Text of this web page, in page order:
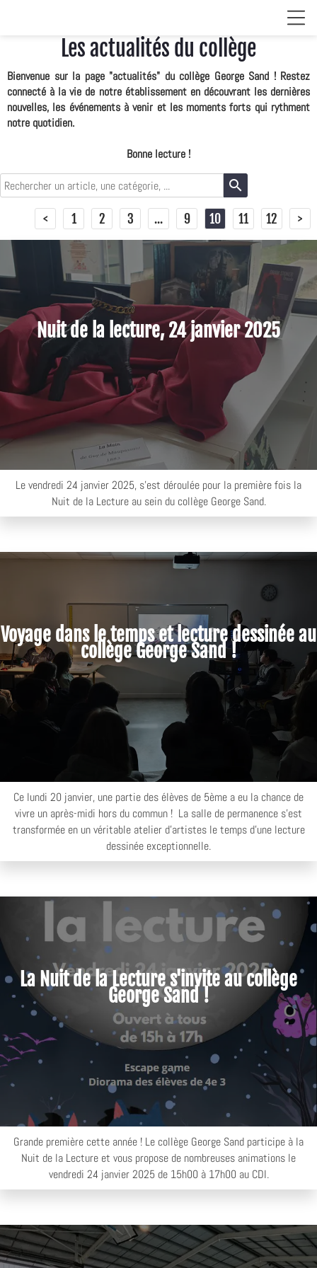
Les actualités du collège
Bienvenue sur la page "actualités" du collège George Sand ! Restez
connecté à la vie de notre établissement en découvrant les dernières
nouvelles, les événements à venir et les moments forts qui rythment
notre quotidien.
Bonne lecture !
search
< 1 2 3 ... 9 10 11 12 >
Nuit de la lecture, 24 janvier 2025
Le vendredi 24 janvier 2025, s’est déroulée pour la première fois la
Nuit de la Lecture au sein du collège George Sand.
Voyage dans le temps et lecture dessinée au
collège George Sand !
Ce lundi 20 janvier, une partie des élèves de 5ème a eu la chance de
vivre un après-midi hors du commun ! La salle de permanence s'est
transformée en un véritable atelier d'artistes le temps d'une lecture
dessinée exceptionnelle.
La Nuit de la Lecture s'invite au collège
George Sand !
Grande première cette année ! Le collège George Sand participe à la
Nuit de la Lecture et vous propose de nombreuses animations le
vendredi 24 janvier 2025 de 15h00 à 17h00 au CDI.